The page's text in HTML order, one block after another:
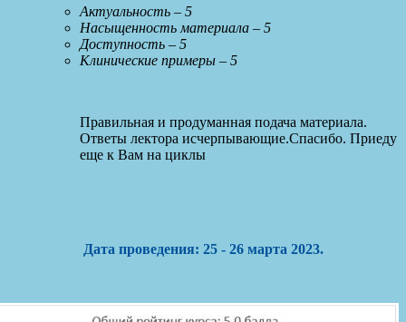
Актуальность – 5
Насыщенность материала – 5
Доступность – 5
Клинические примеры – 5
Правильная и продуманная подача материала.
Ответы лектора исчерпывающие.Спасибо. Приеду
еще к Вам на циклы
Дата проведения: 25 - 26 марта 2023.